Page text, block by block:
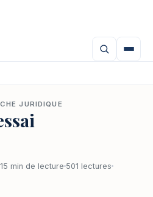
JURIDIQUE
15 min de lecture 501 lectures